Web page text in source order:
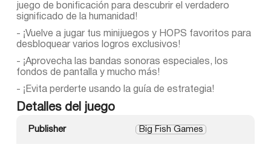
juego de bonificación para descubrir el verdadero
significado de la humanidad!
- ¡Vuelve a jugar tus minijuegos y HOPS favoritos para
desbloquear varios logros exclusivos!
- ¡Aprovecha las bandas sonoras especiales, los
fondos de pantalla y mucho más!
- ¡Evita perderte usando la guía de estrategia!
Detalles del juego
Publisher Big Fish Games